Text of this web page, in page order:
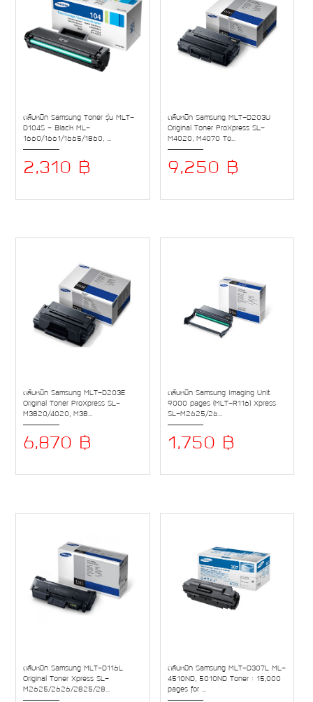
ตลับหมึก Samsung Toner รุ่น MLT-
D104S - Black ML-
1660/1661/1665/1860, ...
2,310 ฿
ตลับหมึก Samsung MLT-D203U
Original Toner ProXpress SL-
M4020, M4070 To...
9,250 ฿
ตลับหมึก Samsung MLT-D203E
Original Toner ProXpress SL-
M3820/4020, M38...
6,870 ฿
ตลับหมึก Samsung Imaging Unit
9000 pages (MLT-R116) Xpress
SL-M2625/26...
1,750 ฿
ตลับหมึก Samsung MLT-D116L
Original Toner Xpress SL-
M2625/2626/2825/28...
ตลับหมึก Samsung MLT-D307L ML-
4510ND, 5010ND Toner : 15,000
pages for ...